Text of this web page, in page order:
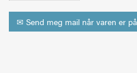
✉ Send meg mail når varen er